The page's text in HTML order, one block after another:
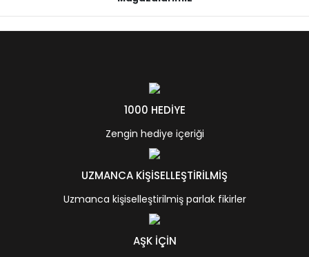
1000 HEDİYE
Zengin hediye içeriği
UZMANCA KİŞİSELLEŞTİRİLMİŞ
Uzmanca kişiselleştirilmiş parlak fikirler
AŞK İÇİN